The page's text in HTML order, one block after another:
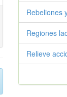
Rebeliones
Regiones
Relieve